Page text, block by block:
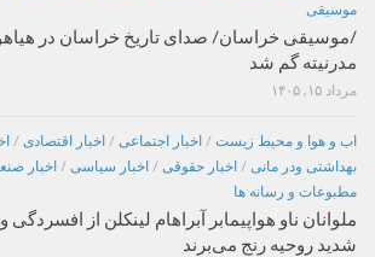
موسیقی
/موسیقی خراسان/ صدای تاریخ خراسان در
مدرنیته گم شد
مرداد ۱۵, ۱۴۰۵
اب و هوا و محیط زیست / اخبار اجتماعی / اخبار اقتصادی /
بهداشتی ودر مانی / اخبار حقوقی / اخبار سیاسی / اخبار
مطبوعات و رسانه ها
ملوانان ناو هواپیمابر آبراهام لینکلن از افسردگی
شدید روحیه رنج می‌برند